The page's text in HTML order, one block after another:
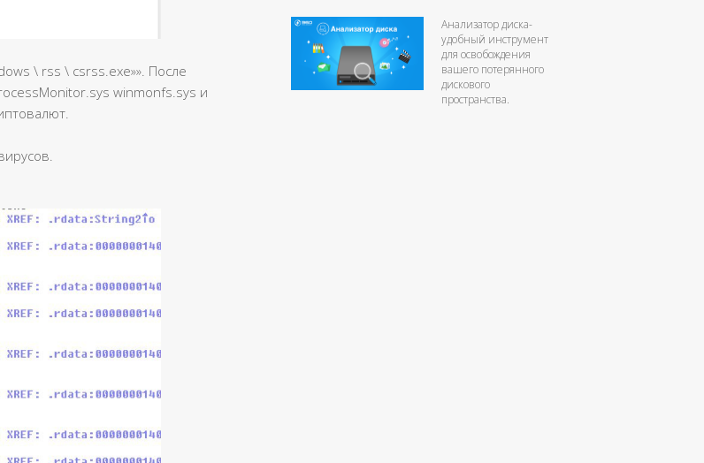
\ rss \ csrss.exe»». После
winmonfs.sys и
Анализатор диска-
удобный инструмент
для освобождения
вашего потерянного
дискового
пространства.